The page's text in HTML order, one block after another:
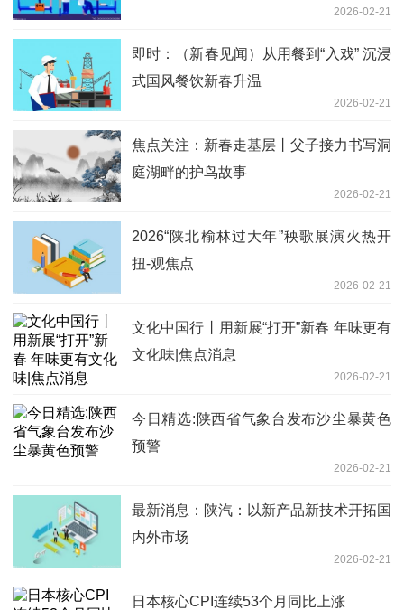
2026-02-21
即时：（新春见闻）从用餐到“入戏” 沉浸
式国风餐饮新春升温
2026-02-21
焦点关注：新春走基层丨父子接力书写洞
庭湖畔的护鸟故事
2026-02-21
2026“陕北榆林过大年”秧歌展演火热开
扭-观焦点
2026-02-21
文化中国行丨用新展“打开”新春 年味更有
文化味|焦点消息
2026-02-21
今日精选:陕西省气象台发布沙尘暴黄色
预警
2026-02-21
最新消息：陕汽：以新产品新技术开拓国
内外市场
2026-02-21
日本核心CPI连续53个月同比上涨